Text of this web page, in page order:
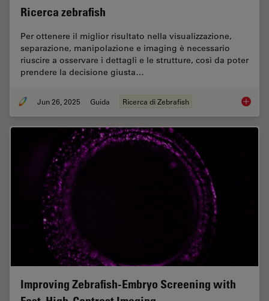
Ricerca zebrafish
Per ottenere il miglior risultato nella visualizzazione,
separazione, manipolazione e imaging è necessario
riuscire a osservare i dettagli e le strutture, così da poter
prendere la decisione giusta…
Jun 26, 2025 Guida Ricerca di Zebrafish
Improving Zebrafish-Embryo Screening with